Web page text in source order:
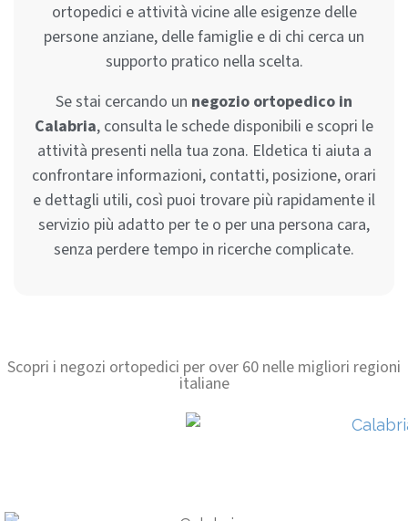
ortopedici e attività vicine alle esigenze delle
persone anziane, delle famiglie e di chi cerca un
supporto pratico nella scelta.
Se stai cercando un negozio ortopedico in
Calabria, consulta le schede disponibili e scopri le
attività presenti nella tua zona. Eldetica ti aiuta a
confrontare informazioni, contatti, posizione, orari
e dettagli utili, così puoi trovare più rapidamente il
servizio più adatto per te o per una persona cara,
senza perdere tempo in ricerche complicate.
Scopri i negozi ortopedici per over 60 nelle migliori regioni
italiane